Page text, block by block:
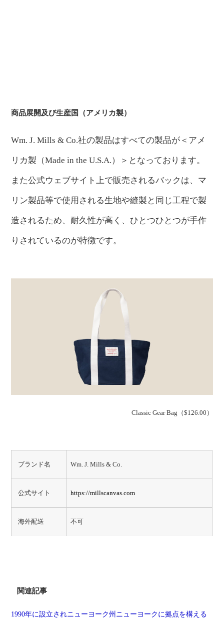
商品展開及び生産国（アメリカ製）
Wm. J. Mills & Co.社の製品はすべての製品が＜アメ
リカ製（Made in the U.S.A.）＞となっております。
また公式ウェブサイト上で販売されるバックは、マ
リン製品等で使用される生地や縫製と同じ工程で製
造されるため、耐久性が高く、ひとつひとつが手作
りされているのが特徴です。
Classic Gear Bag（$126.00）
ブランド名 Wm. J. Mills & Co.
公式サイト https://millscanvas.com
海外配送 不可
関連記事
1990年に設立されニューヨーク州ニューヨークに拠点を構える